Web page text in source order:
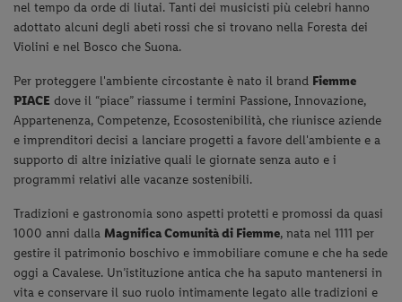
nel tempo da orde di liutai. Tanti dei musicisti più celebri hanno
adottato alcuni degli abeti rossi che si trovano nella Foresta dei
Violini e nel Bosco che Suona.
Per proteggere l'ambiente circostante è nato il brand Fiemme
PIACE dove il “piace” riassume i termini Passione, Innovazione,
Appartenenza, Competenze, Ecosostenibilità, che riunisce aziende
e imprenditori decisi a lanciare progetti a favore dell'ambiente e a
supporto di altre iniziative quali le giornate senza auto e i
programmi relativi alle vacanze sostenibili.
Tradizioni e gastronomia sono aspetti protetti e promossi da quasi
1000 anni dalla Magnifica Comunità di Fiemme, nata nel 1111 per
gestire il patrimonio boschivo e immobiliare comune e che ha sede
oggi a Cavalese. Un’istituzione antica che ha saputo mantenersi in
vita e conservare il suo ruolo intimamente legato alle tradizioni e